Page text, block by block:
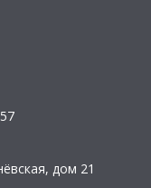
дом 21